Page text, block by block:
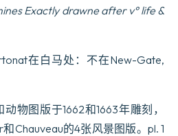
Exactly drawne after v° life &
在白马处：不在New-Gate,
物图版于1662和1663年雕刻，
Chauveau的4张风景图版。pl. 1